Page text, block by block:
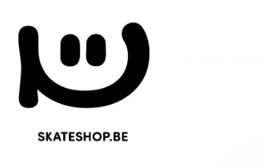
vintage authentique.